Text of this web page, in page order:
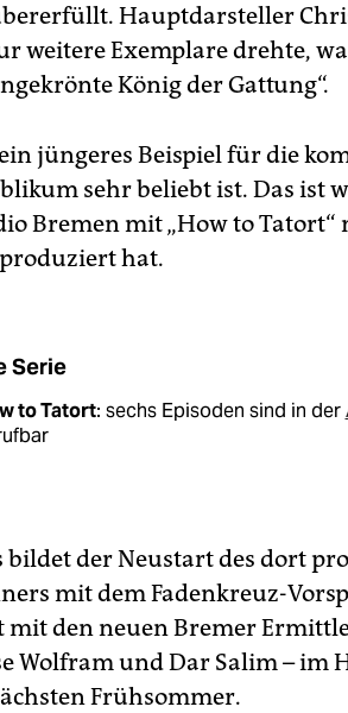
Hauptdarsteller
weitere Exemplare drehte,
König der Gattung“.
jüngeres Beispiel für die
sehr beliebt ist. Das ist
Bremen mit „How to Tatort“
hat.
Serie
to Tatort: sechs Episoden sind in der
bildet der Neustart des dort
mit dem Fadenkreuz-
mit den neuen Bremer
Wolfram und Dar Salim – im
Frühsommer.